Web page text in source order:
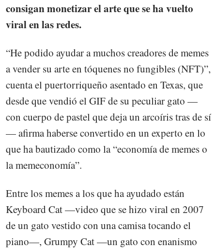
consigan monetizar el arte que se ha vuelto
viral en las redes.
“He podido ayudar a muchos creadores de memes
a vender su arte en tóquenes no fungibles (NFT)”,
cuenta el puertorriqueño asentado en Texas, que
desde que vendió el GIF de su peculiar gato —
con cuerpo de pastel que deja un arcoíris tras de sí
— afirma haberse convertido en un experto en lo
que ha bautizado como la “economía de memes o
la memeconomía”.
Entre los memes a los que ha ayudado están
Keyboard Cat —video que se hizo viral en 2007
de un gato vestido con una camisa tocando el
piano—, Grumpy Cat —un gato con enanismo